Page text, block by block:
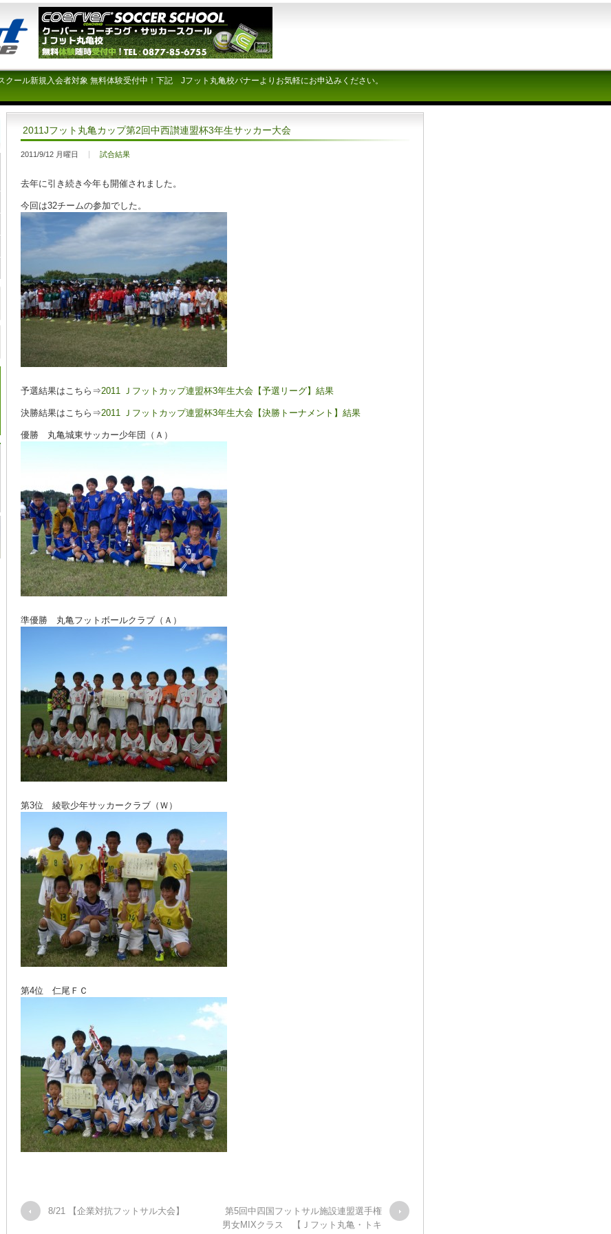
クール新規入会者対象 無料体験受付中！下記 Jフット丸亀校バナーよりお気軽にお申込みください。
2011Jフット丸亀カップ第2回中西讃連盟杯3年生サッカー大会
2011/9/12 月曜日 試合結果
去年に引き続き今年も開催されました。
今回は32チームの参加でした。
予選結果はこちら⇒2011 Ｊフットカップ連盟杯3年生大会【予選リーグ】結果
決勝結果はこちら⇒2011 Ｊフットカップ連盟杯3年生大会【決勝トーナメント】結果
優勝 丸亀城東サッカー少年団（Ａ）
準優勝 丸亀フットボールクラブ（Ａ）
第3位 綾歌少年サッカークラブ（Ｗ）
第4位 仁尾ＦＣ
8/21 【企業対抗フットサル大会】
第5回中四国フットサル施設連盟選手権
男女MIXクラス 【Ｊフット丸亀・トキ